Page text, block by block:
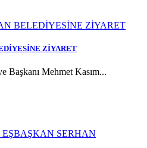
ZİYARET
Başkanı Mehmet Kasım...